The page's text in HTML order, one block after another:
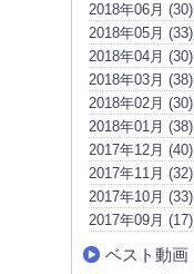
2018年06月 (30)
2018年05月 (33)
2018年04月 (30)
2018年03月 (38)
2018年02月 (30)
2018年01月 (38)
2017年12月 (40)
2017年11月 (32)
2017年10月 (33)
2017年09月 (17)
ベスト動画